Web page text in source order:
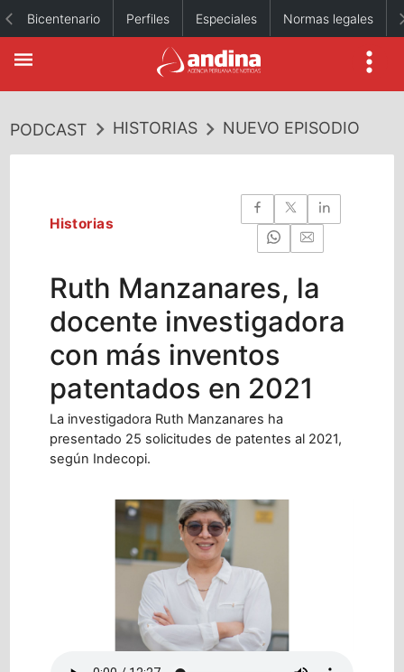
Bicentenario Perfiles Especiales Normas legales
PODCAST HISTORIAS NUEVO EPISODIO
Historias
Ruth Manzanares, la
docente investigadora
con más inventos
patentados en 2021
La investigadora Ruth Manzanares ha
presentado 25 solicitudes de patentes al 2021,
según Indecopi.